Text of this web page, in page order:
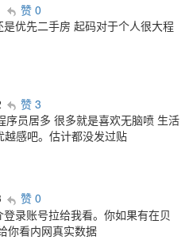
赞 0
优先二手房 起码对于个人很大程
赞 3
序员居多 很多就是喜欢无脑喷 生活
感吧。估计都没发过贴
赞 0
录账号拉给我看。你如果有在贝
你看内网真实数据